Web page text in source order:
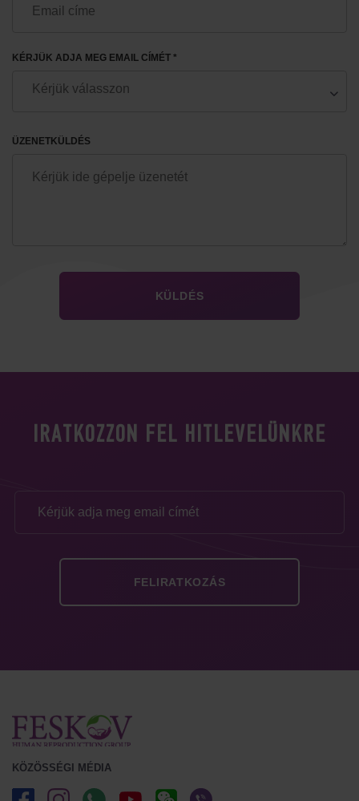
KÉRJÜK ADJA MEG EMAIL CÍMÉT *
ÜZENETKÜLDÉS
IRATKOZZON FEL HITLEVELÜNKRE
KÖZÖSSÉGI MÉDIA